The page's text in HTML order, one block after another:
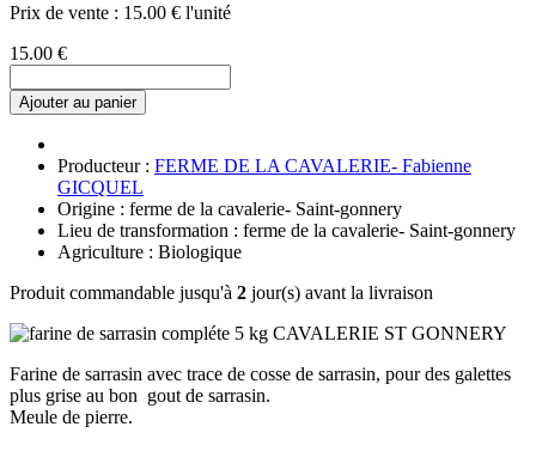
Prix de vente : 15.00 € l'unité
15.00 €
Ajouter au panier
Producteur : FERME DE LA CAVALERIE- Fabienne
GICQUEL
Origine : ferme de la cavalerie- Saint-gonnery
Lieu de transformation : ferme de la cavalerie- Saint-gonnery
Agriculture : Biologique
Produit commandable jusqu'à 2 jour(s) avant la livraison
Farine de sarrasin avec trace de cosse de sarrasin, pour des galettes
plus grise au bon gout de sarrasin.
Meule de pierre.